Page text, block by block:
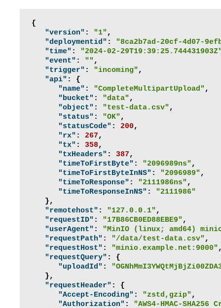
{
"version" : "1",
"deploymentid" :
"8ca2b7ad-20cf-4d07-
"time" :
"2024-02-
"event" : "",
"trigger" : "incoming",
"api" :
{
"name" : "CompleteMultipartUpload",
"bucket" : "data",
"object" : "test-data.csv",
"status" : "OK",
"statusCode" : 200,
"rx" : 267,
"tx" : 358,
"txHeaders" : 387,
"timeToFirstByte" : "2096989ns",
"timeToFirstByteInNS" : "2096989",
"timeToResponse" : "2111986ns",
"timeToResponseInNS" :
"2111986"
},
"remotehost" : "127.0.0.1",
"requestID" : "17B86CB0ED88EBE9",
"userAgent" :
"MinIO (linux; amd64)
"requestPath" : "/data/test-data.csv",
"requestHost" : "minio.example.net:9000"
"requestQuery" :
{
"uploadId" :
},
"requestHeader" :
{
"Accept-Encoding" : "zstd,gzip",
"Authorization" :
"AWS4-HMAC-